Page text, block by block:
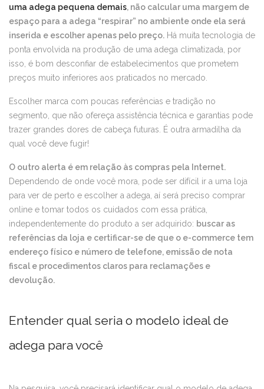
uma adega pequena demais, não calcular uma margem de
espaço para a adega “respirar” no ambiente onde ela será
inserida e escolher apenas pelo preço. Há muita tecnologia de
ponta envolvida na produção de uma adega climatizada, por
isso, é bom desconfiar de estabelecimentos que prometem
preços muito inferiores aos praticados no mercado.
Escolher marca com poucas referências e tradição no
segmento, que não ofereça assistência técnica e garantias pode
trazer grandes dores de cabeça futuras. É outra armadilha da
qual você deve fugir!
O outro alerta é em relação às compras pela Internet.
Dependendo de onde você mora, pode ser difícil ir a uma loja
para ver de perto e escolher a adega, aí será preciso comprar
online e tomar todos os cuidados com essa prática,
independentemente do produto a ser adquirido: buscar as
referências da loja e certificar-se de que o e-commerce tem
endereço físico e número de telefone, emissão de nota
fiscal e procedimentos claros para reclamações e
devolução.
Entender qual seria o modelo ideal de
adega para você